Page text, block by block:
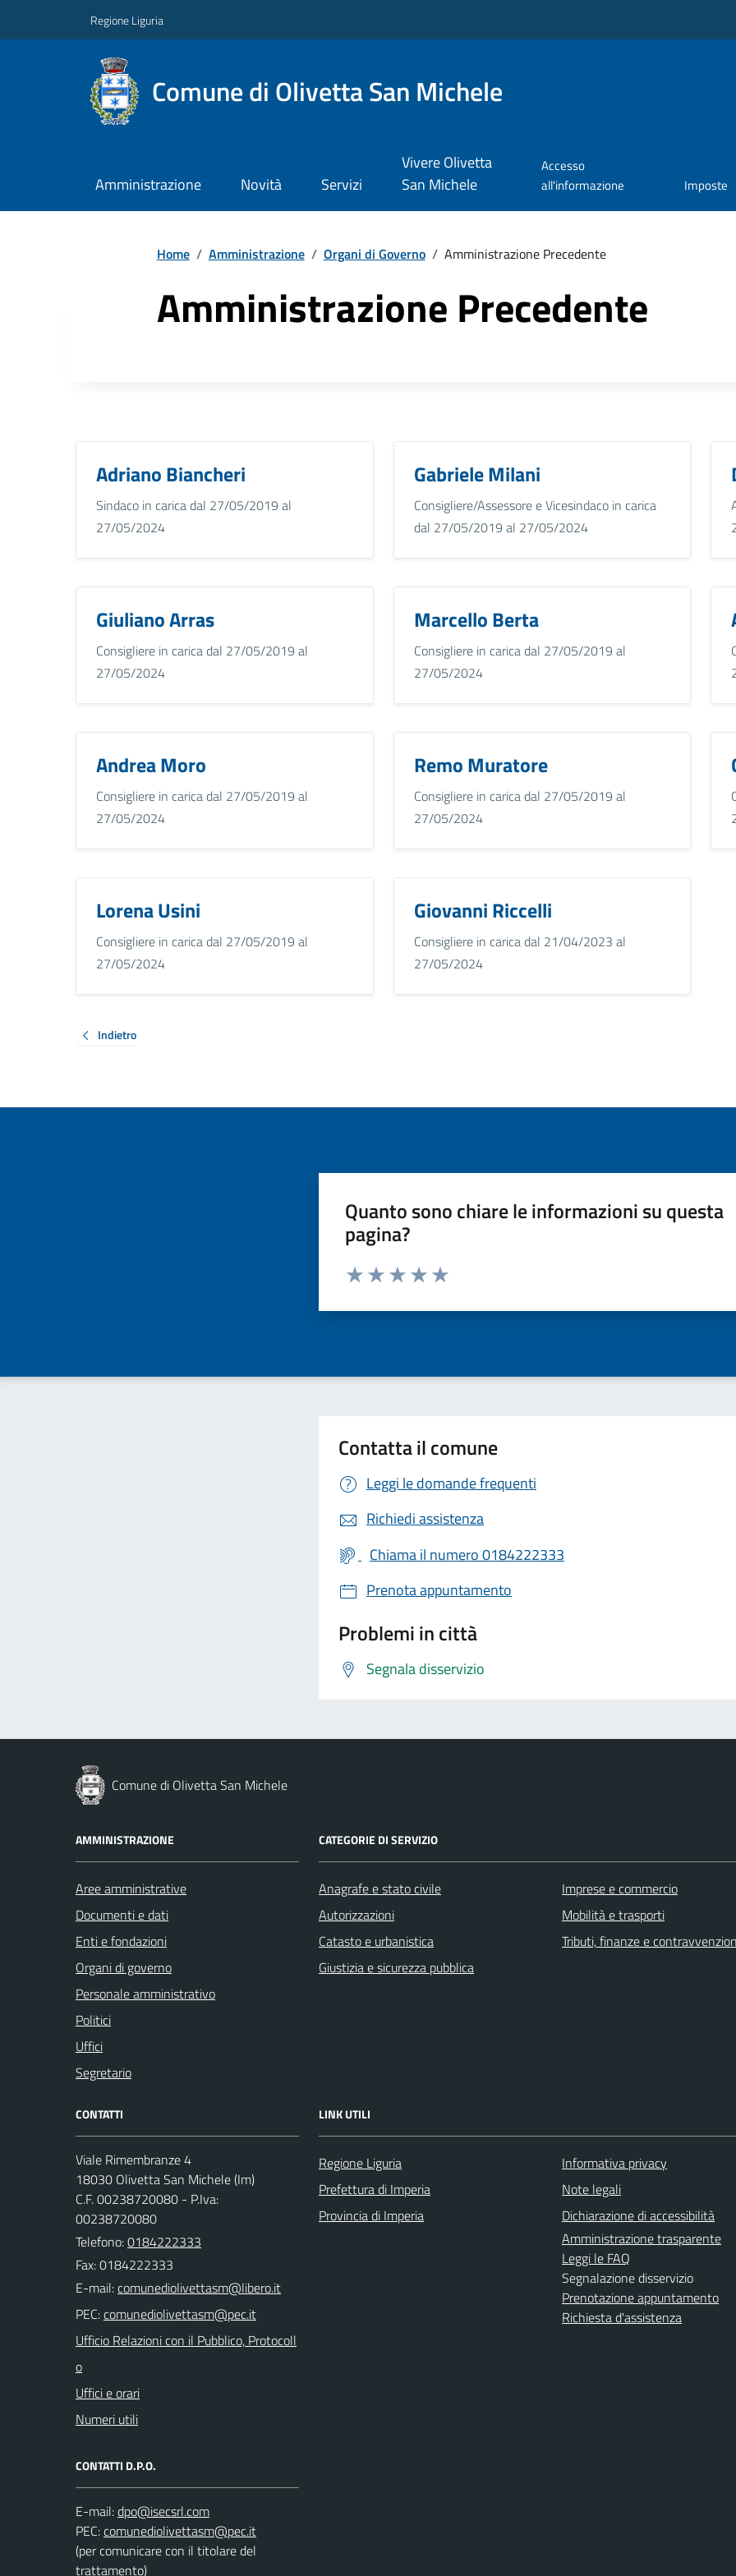
Regione Liguria
Comune di Olivetta San Michele
Amministrazione Novità Servizi
Vivere Olivetta
San Michele
Accesso
all'informazione
Imposte
Home / Amministrazione / Organi di Governo / Amministrazione Precedente
Amministrazione Precedente
Adriano Biancheri
Sindaco in carica dal 27/05/2019 al
27/05/2024
Gabriele Milani
Consigliere/Assessore e Vicesindaco in carica
dal 27/05/2019 al 27/05/2024
Giuliano Arras
Consigliere in carica dal 27/05/2019 al
27/05/2024
Marcello Berta
Consigliere in carica dal 27/05/2019 al
27/05/2024
Andrea Moro
Consigliere in carica dal 27/05/2019 al
27/05/2024
Remo Muratore
Consigliere in carica dal 27/05/2019 al
27/05/2024
Lorena Usini
Consigliere in carica dal 27/05/2019 al
27/05/2024
Giovanni Riccelli
Consigliere in carica dal 21/04/2023 al
27/05/2024
Indietro
Quanto sono chiare le informazioni su questa
pagina?
Valuta da 1 a 5 stelle la pagina
Contatta il comune
Leggi le domande frequenti
Richiedi assistenza
Chiama il numero 0184222333
Prenota appuntamento
Problemi in città
Segnala disservizio
Comune di Olivetta San Michele
AMMINISTRAZIONE
Aree amministrative
Documenti e dati
Enti e fondazioni
Organi di governo
Personale amministrativo
Politici
Uffici
Segretario
CATEGORIE DI SERVIZIO
Anagrafe e stato civile
Autorizzazioni
Catasto e urbanistica
Giustizia e sicurezza pubblica
Imprese e commercio
Mobilità e trasporti
Tributi, finanze e
CONTATTI
Viale Rimembranze 4
18030 Olivetta San Michele (Im)
C.F. 00238720080 - P.Iva:
00238720080
Telefono:0184222333
Fax: 0184222333
E-mail:
PEC:
Ufficio Relazioni con il Pubblico, Protocoll
o
Uffici e orari
Numeri utili
CONTATTI D.P.O.
E-mail:
PEC:
(per comunicare con il titolare del
trattamento)
LINK UTILI
Regione Liguria
Prefettura di Imperia
Provincia di Imperia
Informativa privacy
Note legali
Dichiarazione di accessibilità
Amministrazione trasparente
Leggi le FAQ
Segnalazione disservizio
Prenotazione appuntamento
Richiesta d'assistenza